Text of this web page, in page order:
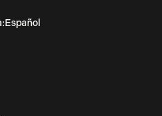
:Español